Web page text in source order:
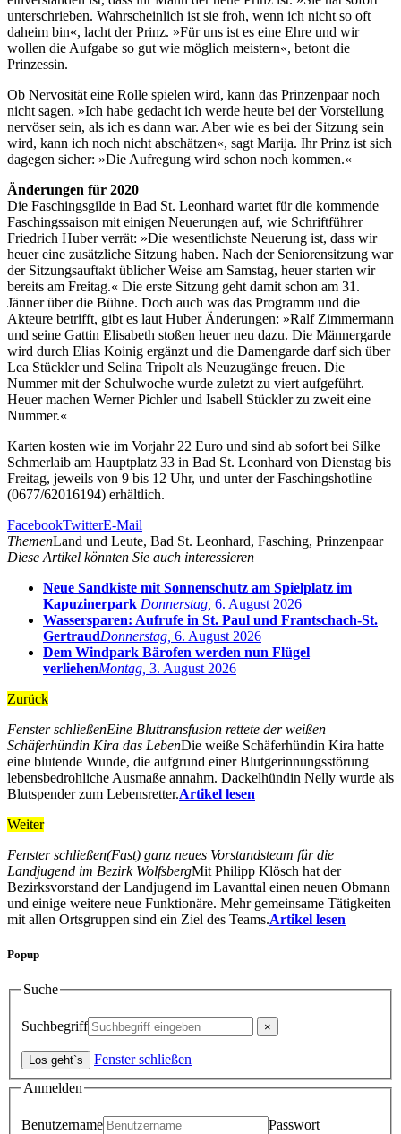
unterschrieben. Wahrscheinlich ist sie froh, wenn ich nicht so oft
daheim bin«, lacht der Prinz. »Für uns ist es eine Ehre und wir
wollen die Aufgabe so gut wie möglich meistern«, betont die
Prinzessin.
Ob Nervosität eine Rolle spielen wird, kann das Prinzenpaar noch
nicht sagen. »Ich habe gedacht ich werde heute bei der Vorstellung
nervöser sein, als ich es dann war. Aber wie es bei der Sitzung sein
wird, kann ich noch nicht abschätzen«, sagt Marija. Ihr Prinz ist sich
dagegen sicher: »Die Aufregung wird schon noch kommen.«
Änderungen für 2020
Die Faschingsgilde in Bad St. Leonhard wartet für die kommende
Faschingssaison mit einigen Neuerungen auf, wie Schriftführer
Friedrich Huber verrät: »Die wesentlichste Neuerung ist, dass wir
heuer eine zusätzliche Sitzung haben. Nach der Seniorensitzung war
der Sitzungsauftakt üblicher Weise am Samstag, heuer starten wir
bereits am Freitag.« Die erste Sitzung geht damit schon am 31.
Jänner über die Bühne. Doch auch was das Programm und die
Akteure betrifft, gibt es laut Huber Änderungen: »Ralf Zimmermann
und seine Gattin Elisabeth stoßen heuer neu dazu. Die Männergarde
wird durch Elias Koinig ergänzt und die Damengarde darf sich über
Lea Stückler und Selina Tripolt als Neuzugänge freuen. Die
Nummer mit der Schulwoche wurde zuletzt zu viert aufgeführt.
Heuer machen Werner Pichler und Isabell Stückler zu zweit eine
Nummer.«
Karten kosten wie im Vorjahr 22 Euro und sind ab sofort bei Silke
Schmerlaib am Hauptplatz 33 in Bad St. Leonhard von Dienstag bis
Freitag, jeweils von 9 bis 12 Uhr, und unter der Faschingshotline
(0677/62016194) erhältlich.
FacebookTwitterE-Mail
ThemenLand und Leute, Bad St. Leonhard, Fasching, Prinzenpaar
Diese Artikel könnten Sie auch interessieren
Neue Sandkiste mit Sonnenschutz am Spielplatz im
Kapuzinerpark Donnerstag, 6. August 2026
Wassersparen: Aufrufe in St. Paul und Frantschach-St.
GertraudDonnerstag, 6. August 2026
Dem Windpark Bärofen werden nun Flügel
verliehenMontag, 3. August 2026
Zurück
Fenster schließenEine Bluttransfusion rettete der weißen
Schäferhündin Kira das LebenDie weiße Schäferhündin Kira hatte
eine blutende Wunde, die aufgrund einer Blutgerinnungsstörung
lebensbedrohliche Ausmaße annahm. Dackelhündin Nelly wurde als
Blutspender zum Lebensretter.Artikel lesen
Weiter
Fenster schließen(Fast) ganz neues Vorstandsteam für die
Landjugend im Bezirk WolfsbergMit Philipp Klösch hat der
Bezirksvorstand der Landjugend im Lavanttal einen neuen Obmann
und einige weitere neue Funktionäre. Mehr gemeinsame Tätigkeiten
mit allen Ortsgruppen sind ein Ziel des Teams.Artikel lesen
Popup
Suche
Suchbegriff
Fenster schließen
Anmelden
Benutzername
Passwort